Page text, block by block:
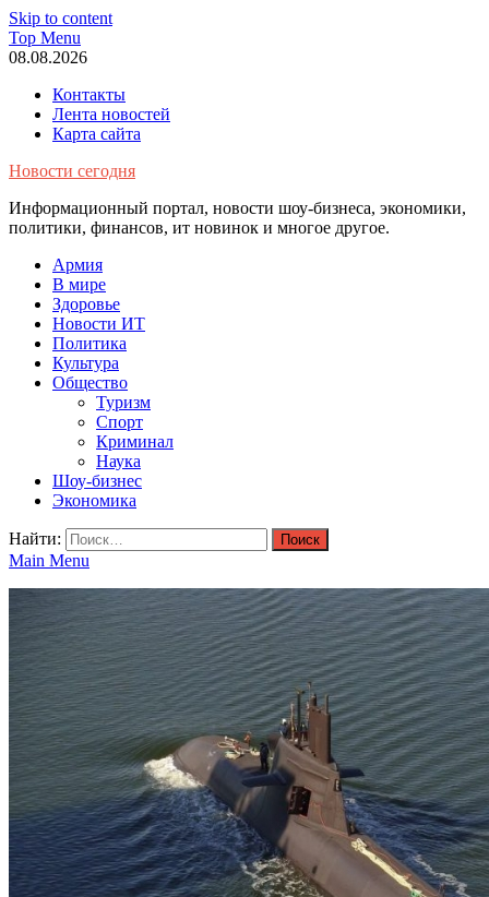
Skip to content
Top Menu
08.08.2026
Контакты
Лента новостей
Карта сайта
Новости сегодня
Информационный портал, новости шоу-бизнеса, экономики,
политики, финансов, ит новинок и многое другое.
Армия
В мире
Здоровье
Новости ИТ
Политика
Культура
Общество
Туризм
Спорт
Криминал
Наука
Шоу-бизнес
Экономика
Найти:
Main Menu